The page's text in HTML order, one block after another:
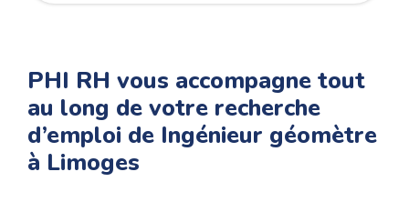
PHI RH vous accompagne tout
au long de votre recherche
d’emploi de Ingénieur géomètre
à Limoges